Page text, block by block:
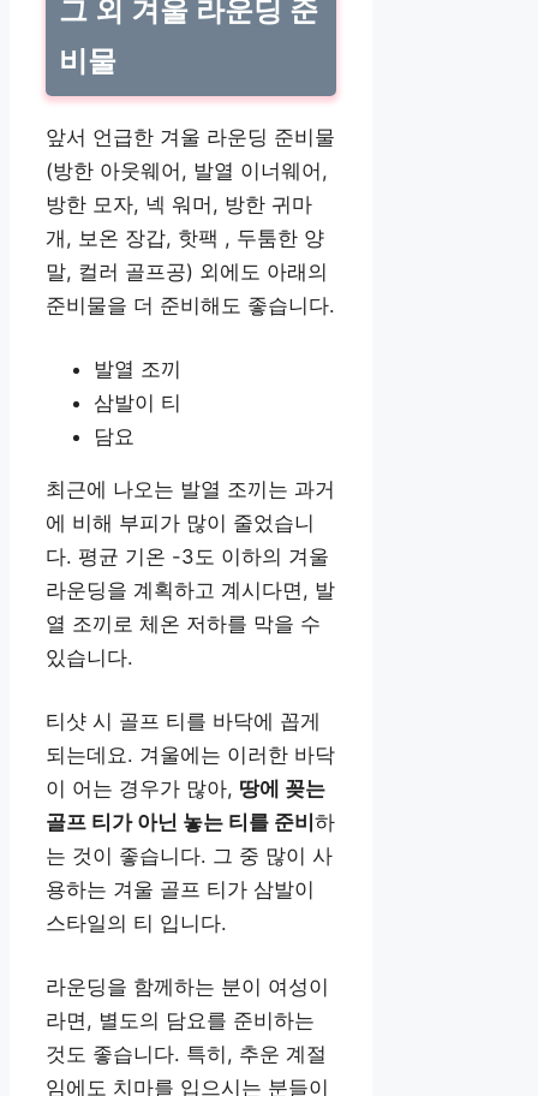
그 외 겨울 라운딩 준
비물
앞서 언급한 겨울 라운딩 준비물
(방한 아웃웨어, 발열 이너웨어,
방한 모자, 넥 워머, 방한 귀마
개, 보온 장갑, 핫팩 , 두툼한 양
말, 컬러 골프공) 외에도 아래의
준비물을 더 준비해도 좋습니다.
발열 조끼
삼발이 티
담요
최근에 나오는 발열 조끼는 과거
에 비해 부피가 많이 줄었습니
다. 평균 기온 -3도 이하의 겨울
라운딩을 계획하고 계시다면, 발
열 조끼로 체온 저하를 막을 수
있습니다.
티샷 시 골프 티를 바닥에 꼽게
되는데요. 겨울에는 이러한 바닥
이 어는 경우가 많아, 땅에 꽂는
골프 티가 아닌 놓는 티를 준비 하
는 것이 좋습니다. 그 중 많이 사
용하는 겨울 골프 티가 삼발이
스타일의 티 입니다.
라운딩을 함께하는 분이 여성이
라면, 별도의 담요를 준비하는
것도 좋습니다. 특히, 추운 계절
임에도 치마를 입으시는 분들이